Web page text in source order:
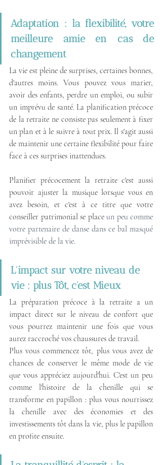
Adaptation : la flexibilité, votre
meilleure amie en cas de
changement
La vie est pleine de surprises, certaines bonnes,
d'autres moins. Vous pouvez vous marier,
avoir des enfants, perdre un emploi, ou subir
un imprévu de santé. La planification précoce
de la retraite ne consiste pas seulement à fixer
un plan et à le suivre à tout prix. Il s'agit aussi
de maintenir une certaine flexibilité pour faire
face à ces surprises inattendues.
Planifier précocement la retraite c'est aussi
pouvoir ajuster la musique lorsque vous en
avez besoin, et c'est à ce titre que votre
conseiller patrimonial se place un peu comme
votre partenaire de danse dans ce bal masqué
imprévisible de la vie.
L'impact sur votre niveau de
vie : plus Tôt, c'est Mieux
La préparation précoce à la retraite a un
impact direct sur le niveau de confort que
vous pourrez maintenir une fois que vous
aurez raccroché vos chaussures de travail.
Plus vous commencez tôt, plus vous avez de
chances de conserver le même mode de vie
que vous appréciez aujourd'hui. C'est un peu
comme l'histoire de la chenille qui se
transforme en papillon : plus vous nourrissez
la chenille avec des économies et des
investissements tôt dans la vie, plus le papillon
en profite ensuite.